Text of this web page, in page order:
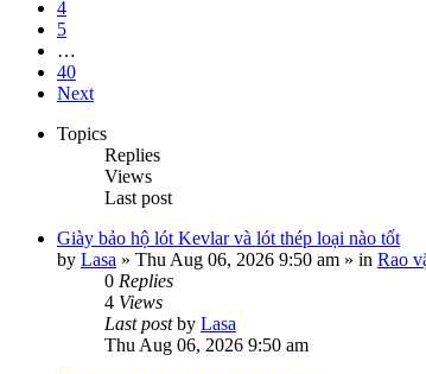
4
5
…
40
Next
Topics
Replies
Views
Last post
Giày bảo hộ lót Kevlar và lót thép loại nào tốt
by Lasa » Thu Aug 06, 2026 9:50 am » in Rao
0 Replies
4 Views
Last postby Lasa
Thu Aug 06, 2026 9:50 am